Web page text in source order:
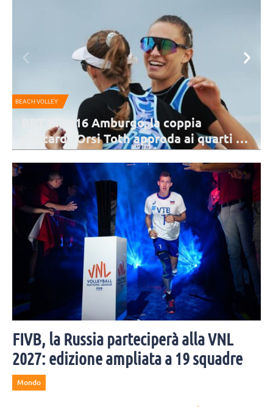
BEACH VOLLEY
BPT Elite16 Amburgo, la coppia
Gottardi/Orsi Toth approda ai quarti di
finale
Gottardi e Orti Toth continuano la difesa del titolo nel BPT Elite16 di
Amburgo.
FIVB, la Russia parteciperà alla VNL
2027: edizione ampliata a 19 squadre
Mondo